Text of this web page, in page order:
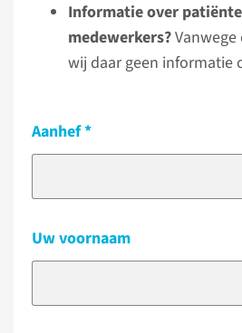
Informatie over
medewerkers?
wij daar geen informatie
Aanhef
Uw voornaam